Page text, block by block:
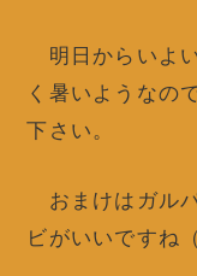
明日からいよ
く暑いようなの
下さい。
おまけはガル
ビがいいですね